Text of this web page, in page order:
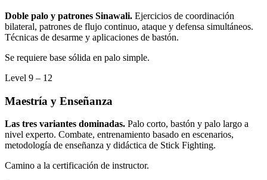
Doble palo y patrones Sinawali. Ejercicios de coordinación
bilateral, patrones de flujo continuo, ataque y defensa simultáneos.
Técnicas de desarme y aplicaciones de bastón.
Se requiere base sólida en palo simple.
Level 9 – 12
Maestría y Enseñanza
Las tres variantes dominadas. Palo corto, bastón y palo largo a
nivel experto. Combate, entrenamiento basado en escenarios,
metodología de enseñanza y didáctica de Stick Fighting.
Camino a la certificación de instructor.